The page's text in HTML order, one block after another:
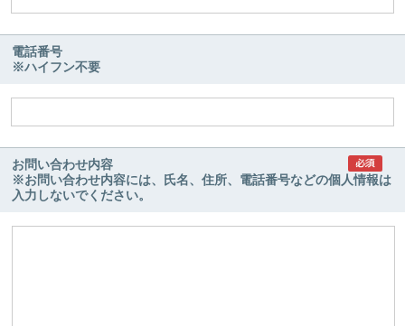
電話番号
※ハイフン不要
お問い合わせ内容
※お問い合わせ内容には、氏名、住所、電話番号などの個人情報は
入力しないでください。